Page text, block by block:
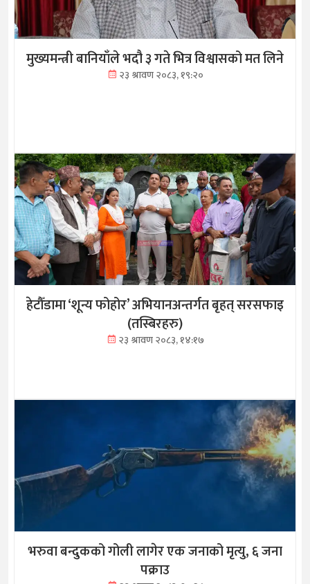
मुख्यमन्त्री बानियाँले भदौ ३ गते भित्र विश्वासको मत लिने
२३ श्रावण २०८३, १९:२०
हेटौँडामा ‘शून्य फोहोर’ अभियानअन्तर्गत बृहत् सरसफाइ
(तस्बिरहरु)
२३ श्रावण २०८३, १४:१७
भरुवा बन्दुकको गोली लागेर एक जनाको मृत्यु, ६ जना
पक्राउ